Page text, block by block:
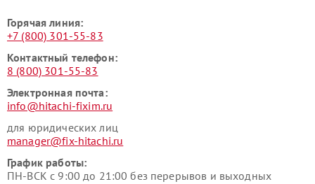
Горячая линия:
+7 (800) 301-55-83
Контактный телефон:
8 (800) 301-55-83
Электронная почта:
info@hitachi-fixim.ru
для юридических лиц
manager@fix-hitachi.ru
График работы:
ПН-ВСК с 9:00 до 21:00 без перерывов и выходных